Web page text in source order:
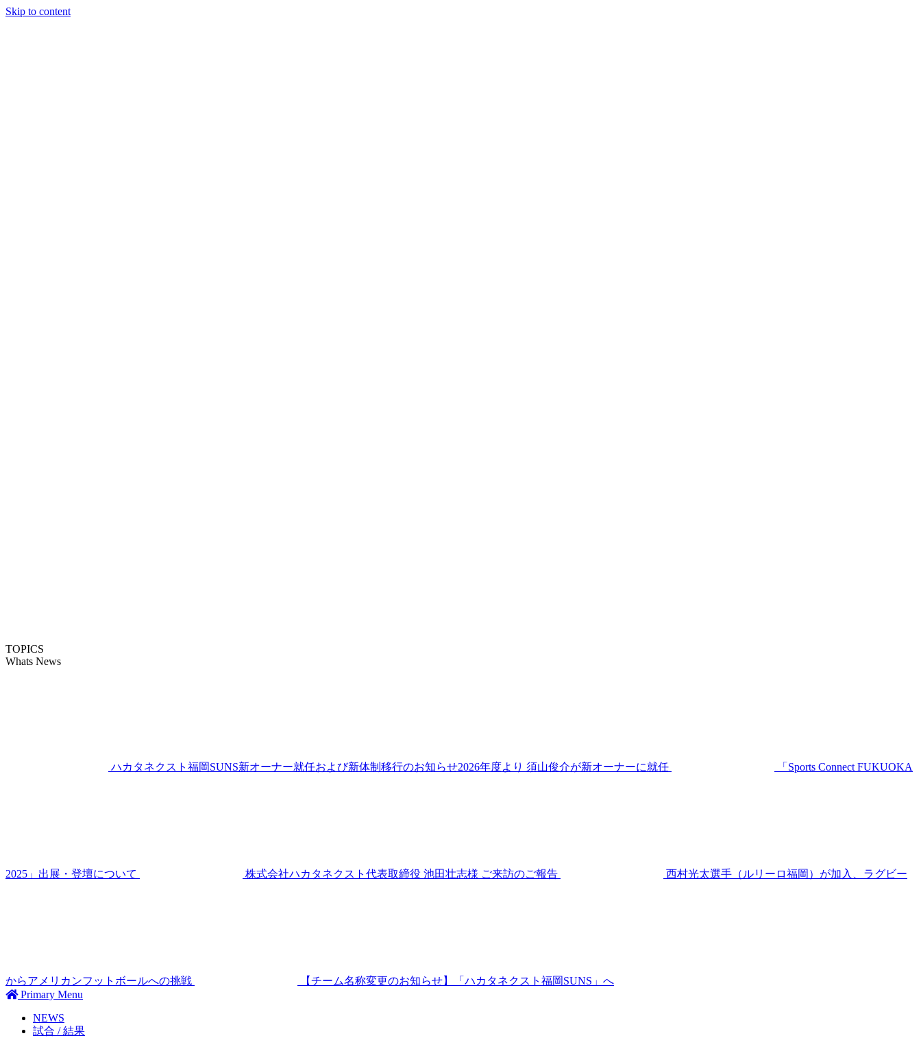
Skip to content
TOPICS
Whats News
ハカタネクスト福岡SUNS新オーナー就任および新体制移行のお知らせ2026年度より 須山俊介が新オーナーに就任 「Sports Connect FUKUOKA
2025」出展・登壇について 株式会社ハカタネクスト代表取締役 池田壮志様 ご来訪のご報告 西村光太選手（ルリーロ福岡）が加入、ラグビー
からアメリカンフットボールへの挑戦
【チーム名称変更のお知らせ】「ハカタネクスト福岡SUNS」へ
Primary Menu
NEWS
試合 / 結果